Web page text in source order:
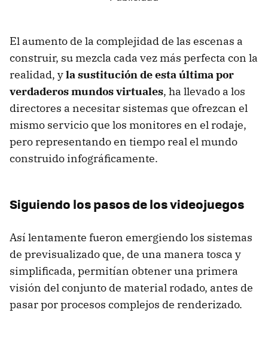
El aumento de la complejidad de las escenas a
construir, su mezcla cada vez más perfecta con la
realidad, yla sustitución de esta última por
verdaderos mundos virtuales, ha llevado a los
directores a necesitar sistemas que ofrezcan el
mismo servicio que los monitores en el rodaje,
pero representando en tiempo real el mundo
construido infográficamente.
Siguiendo los pasos de los videojuegos
Así lentamente fueron emergiendo los sistemas
de previsualizado que, de una manera tosca y
simplificada, permitían obtener una primera
visión del conjunto de material rodado, antes de
pasar por procesos complejos de renderizado.